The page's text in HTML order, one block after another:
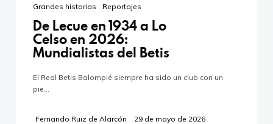
Grandes historias Reportajes
De Lecue en 1934 a Lo
Celso en 2026:
Mundialistas del Betis
El Real Betis Balompié siempre ha sido un club con un
pie…
Fernando Ruiz de Alarcón 29 de mayo de 2026
00:00 00:00
Verdeando.es es propiedad de la